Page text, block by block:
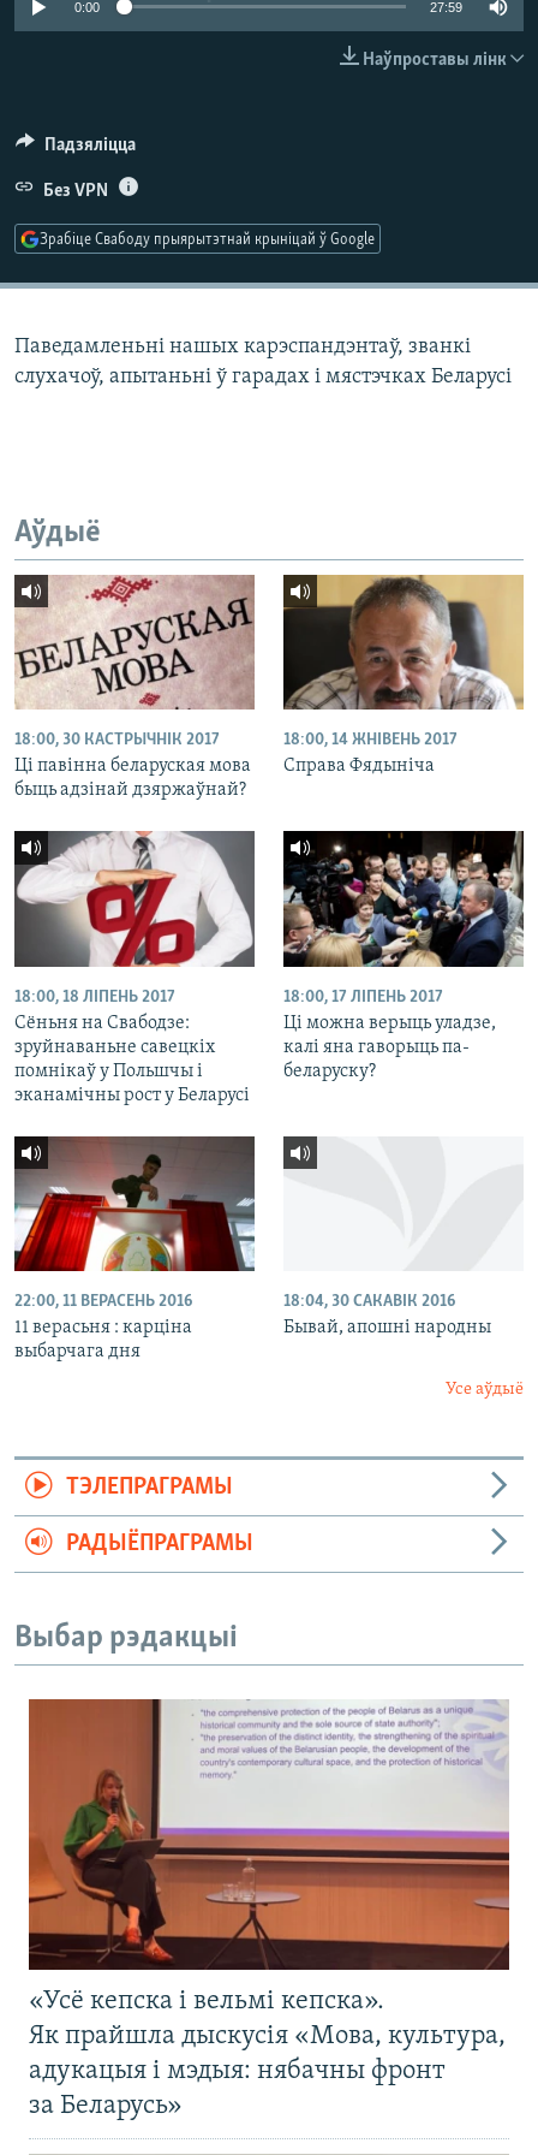
КУЛЬТУРА
МОВА0:00 27:59
Наўпроставы лінк
Падзяліцца
Без VPN
Зрабіце Свабоду прыярытэтнай крыніцай ў Google
Паведамленьні нашых карэспандэнтаў, званкі
слухачоў, апытаньні ў гарадах і мястэчках Беларусі
Аўдыё
18:00, 30 КАСТРЫЧНІК 2017
Ці павінна беларуская мова
быць адзінай дзяржаўнай?
18:00, 14 ЖНІВЕНЬ 2017
Справа Фядыніча
18:00, 18 ЛІПЕНЬ 2017
Сёньня на Свабодзе:
зруйнаваньне савецкіх
помнікаў у Польшчы і
эканамічны рост у Беларусі
18:00, 17 ЛІПЕНЬ 2017
Ці можна верыць уладзе,
калі яна гаворыць па-
беларуску?
22:00, 11 ВЕРАСЕНЬ 2016
11 верасьня : карціна
выбарчага дня
18:04, 30 САКАВІК 2016
Бывай, апошні народны
Усе аўдыё
ТЭЛЕПРАГРАМЫ
РАДЫЁПРАГРАМЫ
Выбар рэдакцыі
«Усё кепска і вельмі кепска».
Як прайшла дыскусія «Мова, культура,
адукацыя і мэдыя: нябачны фронт
за Беларусь»